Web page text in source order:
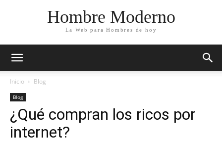
Hombre Moderno
La Web para Hombres de hoy
Inicio Blog
Blog
¿Qué compran los ricos por
internet?